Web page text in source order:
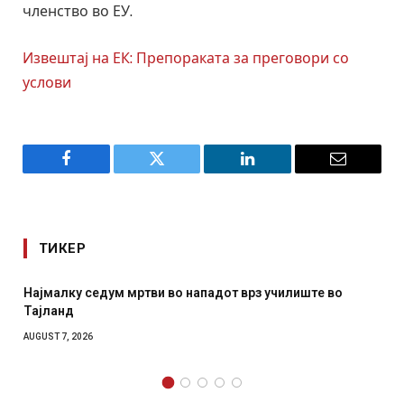
членство во ЕУ.
Извештај на ЕК: Препораката за преговори со
услови
Facebook Twitter LinkedIn Email
ТИКЕР
училиште во
СОЗИС: Украинците повеќе им